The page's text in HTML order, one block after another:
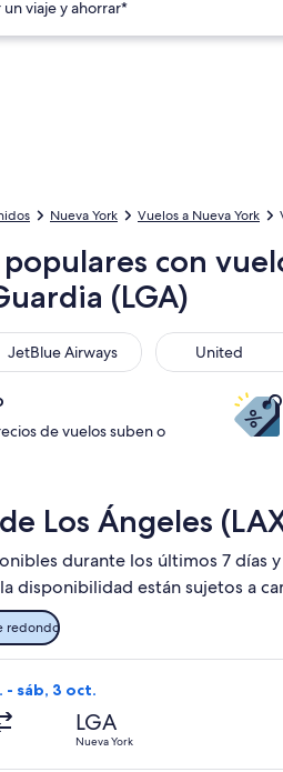
viaje y ahorrar*
Nueva York Vuelos a Nueva York
con
(LGA)
JetBlue Airways
Airways United
United
de vuelos suben o
Los Ángeles
durante los últimos 7 días
disponibilidad están sujetos a
redondo
- sáb, 3 oct.
LGA
Nueva York
de United, con salida el mié,